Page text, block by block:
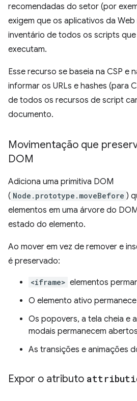
recomendadas do setor (por
exigem que os aplicativos da Web
inventário de todos os scripts que
executam.
Esse recurso se baseia na CSP e
informar os URLs e hashes (para
de todos os recursos de script
documento.
Movimentação que
DOM
Adiciona uma primitiva DOM
( Node.prototype.moveBefore )
elementos em uma árvore do
estado do elemento.
Ao mover em vez de remover e
é preservado:
<iframe> elementos
O elemento ativo
Os popovers, a tela cheia e
modais permanecem
As transições e animações
Expor o atributo